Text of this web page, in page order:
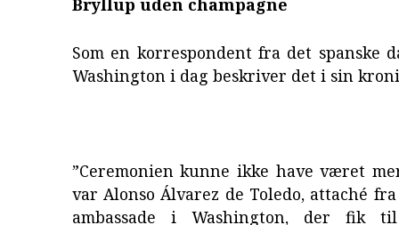
Bryllup uden champagne
Som en korrespondent fra det spanske
Washington i dag beskriver det i sin
”Ceremonien kunne ikke have været
var Alonso Álvarez de Toledo, attaché
ambassade i Washington, der fik